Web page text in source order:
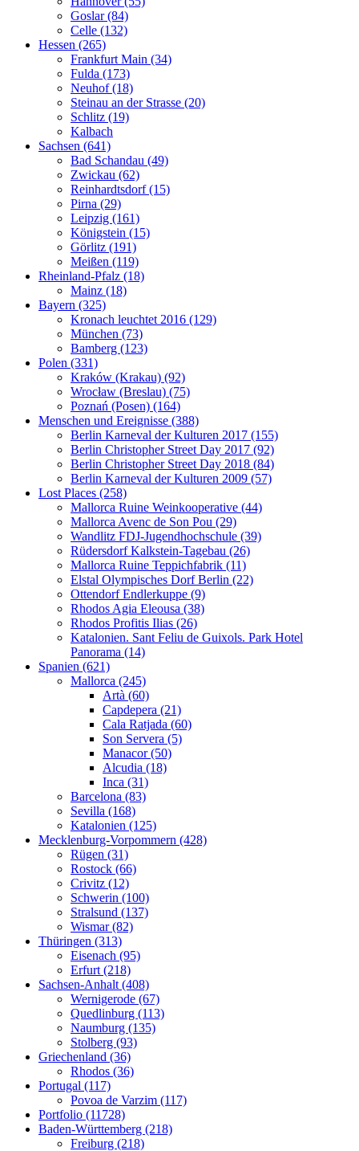
Goslar (84)
Celle (132)
Hessen (265)
Frankfurt Main (34)
Fulda (173)
Neuhof (18)
Steinau an der Strasse (20)
Schlitz (19)
Kalbach
Sachsen (641)
Bad Schandau (49)
Zwickau (62)
Reinhardtsdorf (15)
Pirna (29)
Leipzig (161)
Königstein (15)
Görlitz (191)
Meißen (119)
Rheinland-Pfalz (18)
Mainz (18)
Bayern (325)
Kronach leuchtet 2016 (129)
München (73)
Bamberg (123)
Polen (331)
Kraków (Krakau) (92)
Wrocław (Breslau) (75)
Poznań (Posen) (164)
Menschen und Ereignisse (388)
Berlin Karneval der Kulturen 2017 (155)
Berlin Christopher Street Day 2017 (92)
Berlin Christopher Street Day 2018 (84)
Berlin Karneval der Kulturen 2009 (57)
Lost Places (258)
Mallorca Ruine Weinkooperative (44)
Mallorca Avenc de Son Pou (29)
Wandlitz FDJ-Jugendhochschule (39)
Rüdersdorf Kalkstein-Tagebau (26)
Mallorca Ruine Teppichfabrik (11)
Elstal Olympisches Dorf Berlin (22)
Ottendorf Endlerkuppe (9)
Rhodos Agia Eleousa (38)
Rhodos Profitis Ilias (26)
Katalonien. Sant Feliu de Guixols. Park Hotel
Panorama (14)
Spanien (621)
Mallorca (245)
Artà (60)
Capdepera (21)
Cala Ratjada (60)
Son Servera (5)
Manacor (50)
Alcudia (18)
Inca (31)
Barcelona (83)
Sevilla (168)
Katalonien (125)
Mecklenburg-Vorpommern (428)
Rügen (31)
Rostock (66)
Crivitz (12)
Schwerin (100)
Stralsund (137)
Wismar (82)
Thüringen (313)
Eisenach (95)
Erfurt (218)
Sachsen-Anhalt (408)
Wernigerode (67)
Quedlinburg (113)
Naumburg (135)
Stolberg (93)
Griechenland (36)
Rhodos (36)
Portugal (117)
Povoa de Varzim (117)
Portfolio (11728)
Baden-Württemberg (218)
Freiburg (218)